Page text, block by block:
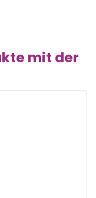
mit der